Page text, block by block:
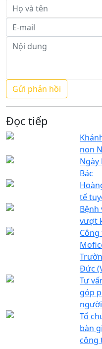
Đọc tiếp
non
Bác
tế
Bệnh
vượt
Đức
Tư
góp
Tổ
bàn
công